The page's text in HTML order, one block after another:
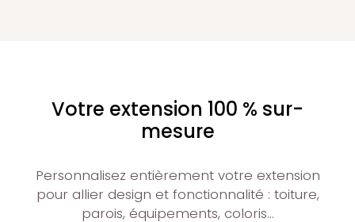
Votre extension 100 % sur-
mesure
Personnalisez entièrement votre extension
pour allier design et fonctionnalité : toiture,
parois, équipements, coloris…